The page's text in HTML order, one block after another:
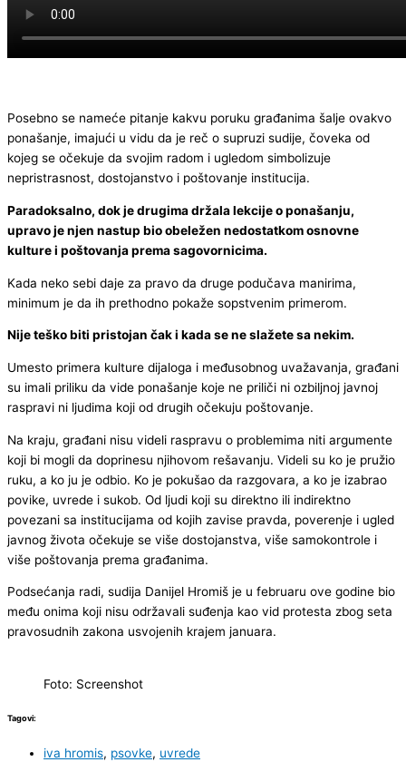
Posebno se nameće pitanje kakvu poruku građanima šalje ovakvo
ponašanje, imajući u vidu da je reč o supruzi sudije, čoveka od
kojeg se očekuje da svojim radom i ugledom simbolizuje
nepristrasnost, dostojanstvo i poštovanje institucija.
Paradoksalno, dok je drugima držala lekcije o ponašanju,
upravo je njen nastup bio obeležen nedostatkom osnovne
kulture i poštovanja prema sagovornicima.
Kada neko sebi daje za pravo da druge podučava manirima,
minimum je da ih prethodno pokaže sopstvenim primerom.
Nije teško biti pristojan čak i kada se ne slažete sa nekim.
Umesto primera kulture dijaloga i međusobnog uvažavanja, građani
su imali priliku da vide ponašanje koje ne priliči ni ozbiljnoj javnoj
raspravi ni ljudima koji od drugih očekuju poštovanje.
Na kraju, građani nisu videli raspravu o problemima niti argumente
koji bi mogli da doprinesu njihovom rešavanju. Videli su ko je pružio
ruku, a ko ju je odbio. Ko je pokušao da razgovara, a ko je izabrao
povike, uvrede i sukob. Od ljudi koji su direktno ili indirektno
povezani sa institucijama od kojih zavise pravda, poverenje i ugled
javnog života očekuje se više dostojanstva, više samokontrole i
više poštovanja prema građanima.
Podsećanja radi, sudija Danijel Hromiš je u februaru ove godine bio
među onima koji nisu održavali suđenja kao vid protesta zbog seta
pravosudnih zakona usvojenih krajem januara.
Foto: Screenshot
Tagovi:
iva hromis, psovke, uvrede